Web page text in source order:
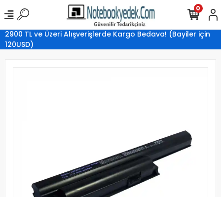
2900 TL ve Üzeri Alışverişlerde Kargo Bedava! (Bayiler için
120USD)
0